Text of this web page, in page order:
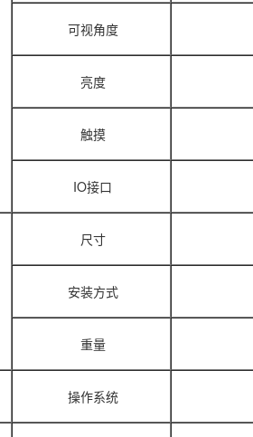
可视角度
亮度
触摸
IO接口
尺寸
安装方式
重量
操作系统